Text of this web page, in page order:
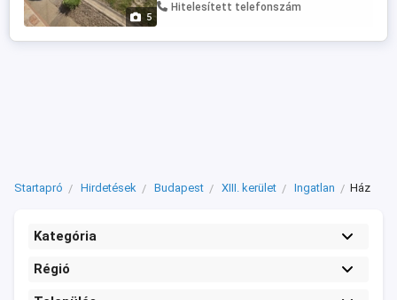
5
Hitelesített telefonszám
Startapró Hirdetések Budapest XIII. kerület Ingatlan Ház
Kategória
Régió